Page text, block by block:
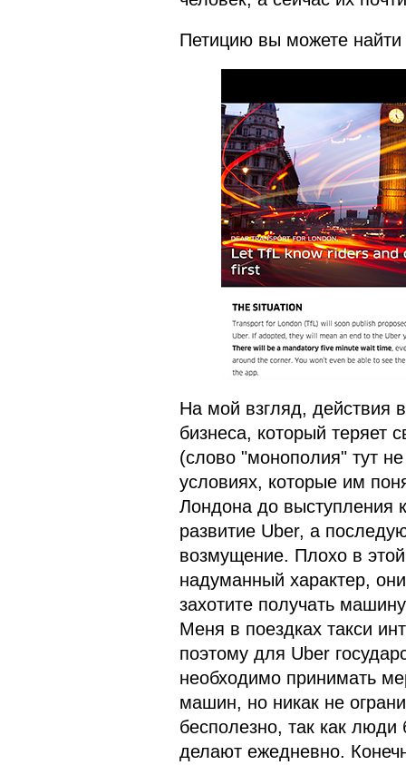
Петицию вы можете найти
На мой взгляд, действия
бизнеса, который теряет
(слово "монополия" тут
условиях, которые им
Лондона до выступления
развитие Uber, а
возмущение. Плохо в
надуманный характер,
захотите получать
Меня в поездках такси
поэтому для Uber
необходимо принимать
машин, но никак не
бесполезно, так как люди
делают ежедневно.